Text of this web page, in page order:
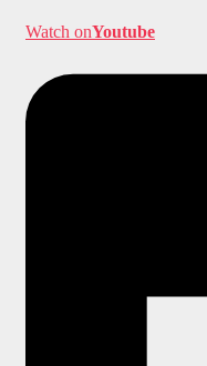
Watch onYoutube